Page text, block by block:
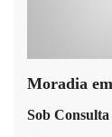
Moradia
Sob Consulta